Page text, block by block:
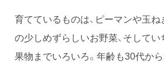
育てているものは、ピーマンや玉ね
の少しめずらしいお野菜、そして
果物までいろいろ。年齢も30代か